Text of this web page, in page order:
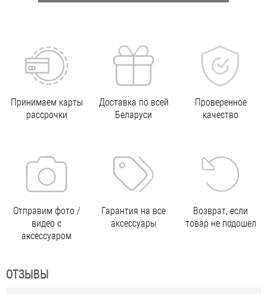
Принимаем карты
рассрочки
Доставка по всей
Беларуси
Проверенное
качество
Отправим фото /
видео с
аксессуаром
Гарантия на все
аксессуары
Возврат, если
товар не подошел
ОТЗЫВЫ